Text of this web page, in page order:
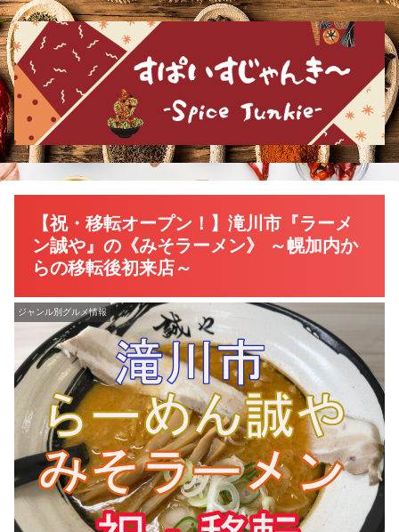
【祝・移転オープン！】滝川市『ラーメ
ン誠や』の《みそラーメン》 ～幌加内か
らの移転後初来店～
ジャンル別グルメ情報